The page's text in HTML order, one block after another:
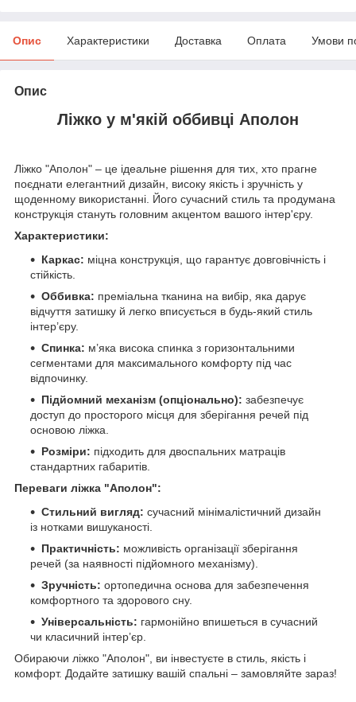
Опис Характеристики Доставка Оплата Умови
Опис
Ліжко у м'якій оббивці Аполон
Ліжко "Аполон" – це ідеальне рішення для тих, хто прагне
поєднати елегантний дизайн, високу якість і зручність у
щоденному використанні. Його сучасний стиль та продумана
конструкція стануть головним акцентом вашого інтер'єру.
Характеристики:
Каркас: міцна конструкція, що гарантує довговічність і
стійкість.
Оббивка: преміальна тканина на вибір, яка дарує
відчуття затишку й легко вписується в будь-який стиль
інтер’єру.
Спинка: м’яка висока спинка з горизонтальними
сегментами для максимального комфорту під час
відпочинку.
Підйомний механізм (опціонально): забезпечує
доступ до просторого місця для зберігання речей під
основою ліжка.
Розміри: підходить для двоспальних матраців
стандартних габаритів.
Переваги ліжка "Аполон":
Стильний вигляд: сучасний мінімалістичний дизайн
із нотками вишуканості.
Практичність: можливість організації зберігання
речей (за наявності підйомного механізму).
Зручність: ортопедична основа для забезпечення
комфортного та здорового сну.
Універсальність: гармонійно впишеться в сучасний
чи класичний інтер’єр.
Обираючи ліжко "Аполон", ви інвестуєте в стиль, якість і
комфорт. Додайте затишку вашій спальні – замовляйте зараз!